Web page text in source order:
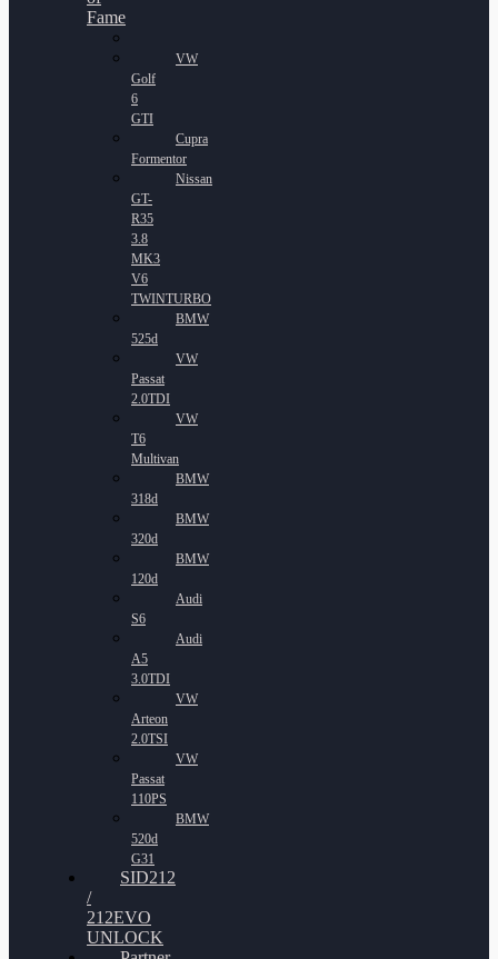
Fame
VW
Golf
6
GTI
Cupra
Formentor
Nissan
GT-
R35
3.8
MK3
V6
TWINTURBO
BMW
525d
VW
Passat
2.0TDI
VW
T6
Multivan
BMW
318d
BMW
320d
BMW
120d
Audi
S6
Audi
A5
3.0TDI
VW
Arteon
2.0TSI
VW
Passat
110PS
BMW
520d
G31
SID212
/
212EVO
UNLOCK